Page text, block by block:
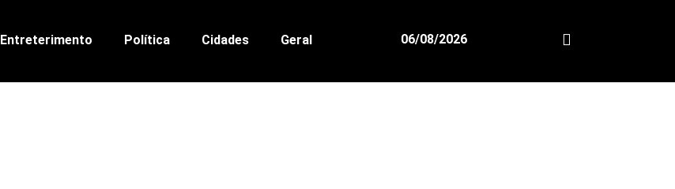
Entreterimento Política Cidades Geral 06/08/2026